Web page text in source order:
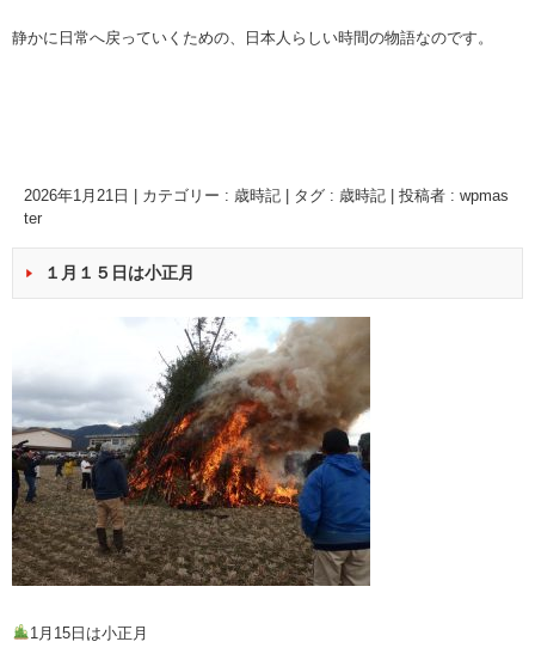
静かに日常へ戻っていくための、日本人らしい時間の物語なのです。
2026年1月21日 カテゴリー : 歳時記 タグ : 歳時記
投稿者 : wpmas
ter
１月１５日は小正月
1月15日は小正月